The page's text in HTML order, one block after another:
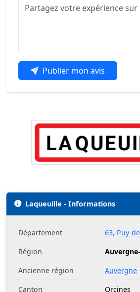
Publier mon avis
Laqueuille - Informations
Département
63, Puy-
Région
Ancienne région
Auvergne
Canton
Orcines